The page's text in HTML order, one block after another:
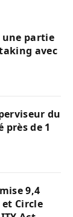
partie
avec
du
près de 1
9,4
Circle